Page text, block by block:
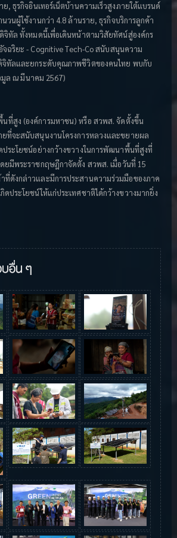
, ธุรกิจอินเทอร์เน็ตบ้านความเร็วสูงภายใต้แบรนด์
นวนผู้ใช้งานกว่า 4.8 ล้านราย, ธุรกิจบริการลูกค้า
จิทัล ทั้งหมดนี้เพื่อเดินหน้าตามวิสัยทัศน์สู่องค์กร
จฉริยะ - Cognitive Tech-Co สนับสนุนความ
จิทัลและยกระดับคุณภาพชีวิตของคนไทย พบกับ
มูล ณ มีนาคม 2567)
ที่สูง (องค์การมหาชน) หรือ สวพส. จัดตั้งขึ้น
ยที่จะสนับสนุนงานโครงการหลวงและขยายผล
ประโยชน์อย่างกว้างขวางในการพัฒนาพื้นที่สูงที่
ยมีพระราชกฤษฎีกาจัดตั้ง สวพส. เมื่อวันที่ 15
ที่ดังกล่าวและมีการประสานความร่วมมือของภาค
ดประโยชน์ให้แก่ประเทศชาติได้กว้างขวางมากยิ่ง
อื่น ๆ